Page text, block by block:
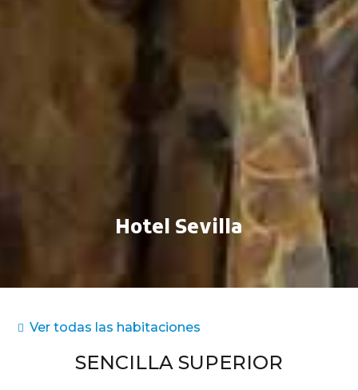
Hotel Sevilla
Ver todas las habitaciones
SENCILLA SUPERIOR